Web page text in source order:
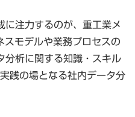
に注力するのが、重工業メ
スモデルや業務プロセスの
分析に関する知識・スキル
践の場となる社内データ分